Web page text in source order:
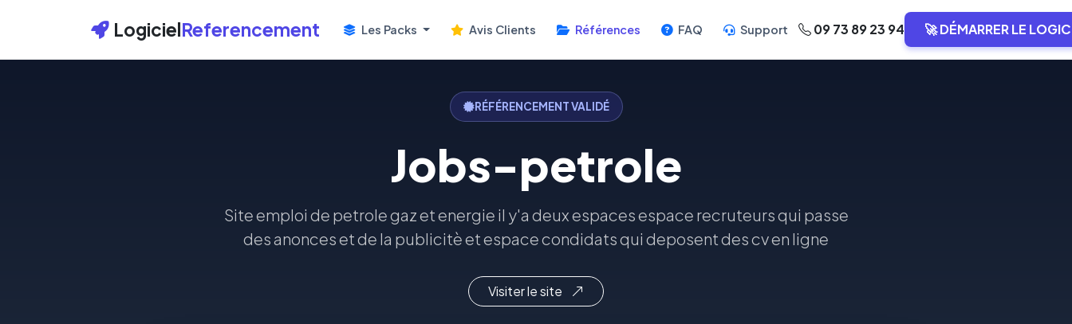
LogicielReferencement Les Packs Avis Clients Références FAQ Support 09 73 89 23 94 🚀 DÉMARRER LE
RÉFÉRENCEMENT VALIDÉ
Jobs-petrole
Site emploi de petrole gaz et energie il y'a deux espaces espace recruteurs qui passe
des anonces et de la publicitè et espace condidats qui deposent des cv en ligne
Visiter le site